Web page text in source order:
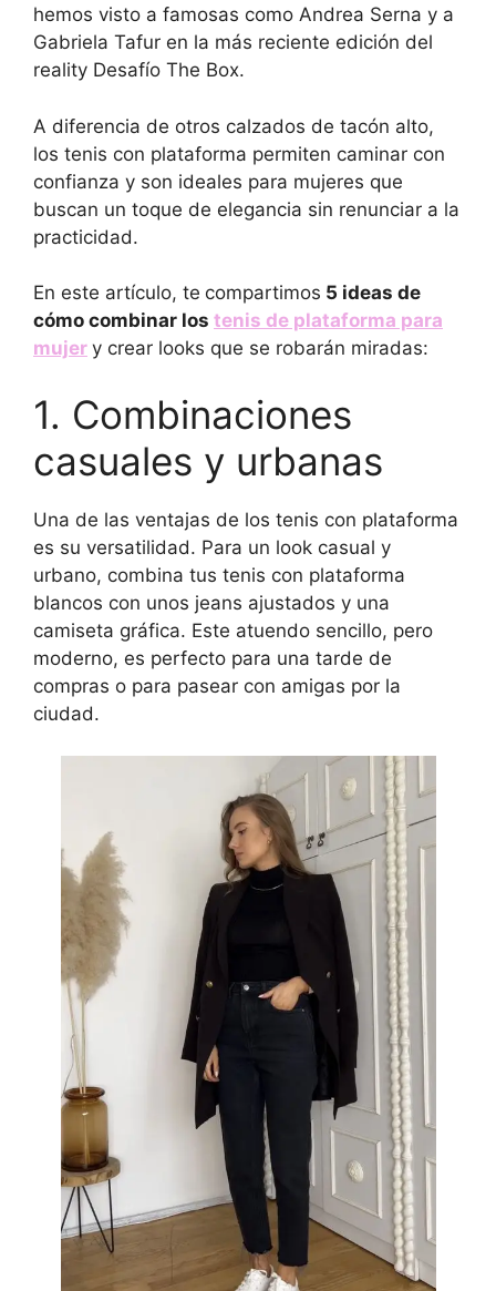
hemos visto a famosas como Andrea Serna y a
Gabriela Tafur en la más reciente edición del
reality Desafío The Box.
A diferencia de otros calzados de tacón alto,
los tenis con plataforma permiten caminar con
confianza y son ideales para mujeres que
buscan un toque de elegancia sin renunciar a la
practicidad.
En este artículo, te compartimos 5 ideas de
cómo combinar los tenis de plataforma para
mujer y crear looks que se robarán miradas:
1. Combinaciones
casuales y urbanas
Una de las ventajas de los tenis con plataforma
es su versatilidad. Para un look casual y
urbano, combina tus tenis con plataforma
blancos con unos jeans ajustados y una
camiseta gráfica. Este atuendo sencillo, pero
moderno, es perfecto para una tarde de
compras o para pasear con amigas por la
ciudad.